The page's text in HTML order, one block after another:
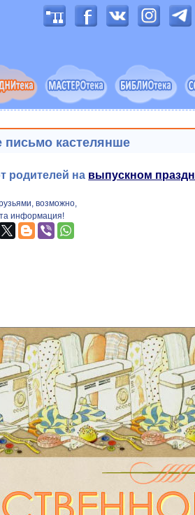
письмо кастелянше
родителей на выпускном
возможно,
информация!